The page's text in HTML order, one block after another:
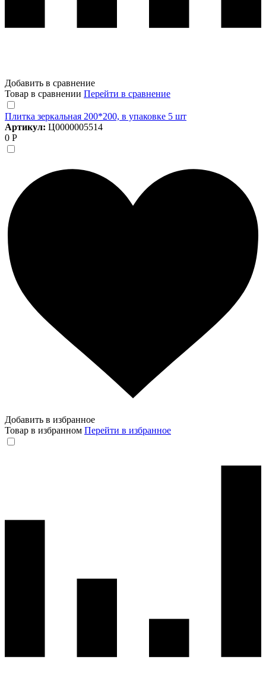
Добавить в сравнение
Товар в сравнении Перейти в сравнение
Плитка зеркальная 200*200, в упаковке 5 шт
Артикул: Ц0000005514
0 Р
Добавить в избранное
Товар в избранном Перейти в избранное